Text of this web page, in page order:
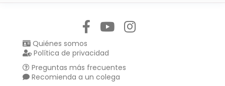
Quiénes somos
Política de privacidad
Preguntas más frecuentes
Recomienda a un colega